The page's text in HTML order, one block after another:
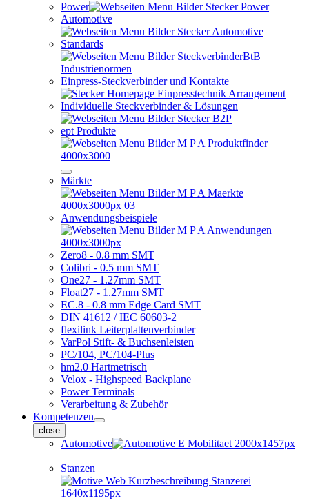
Power
Automotive
Standards
Einpress-Steckverbinder und Kontakte
Individuelle Steckverbinder & Lösungen
ept Produkte
Märkte
Anwendungsbeispiele
Zero8 - 0.8 mm SMT
Colibri - 0.5 mm SMT
One27 - 1.27mm SMT
Float27 - 1.27mm SMT
EC.8 - 0.8 mm Edge Card SMT
DIN 41612 / IEC 60603-2
flexilink Leiterplattenverbinder
VarPol Stift- & Buchsenleisten
PC/104, PC/104-Plus
hm2.0 Hartmetrisch
Velox - Highspeed Backplane
Power Terminals
Verarbeitung & Zubehör
Kompetenzen
close
Automotive
Stanzen